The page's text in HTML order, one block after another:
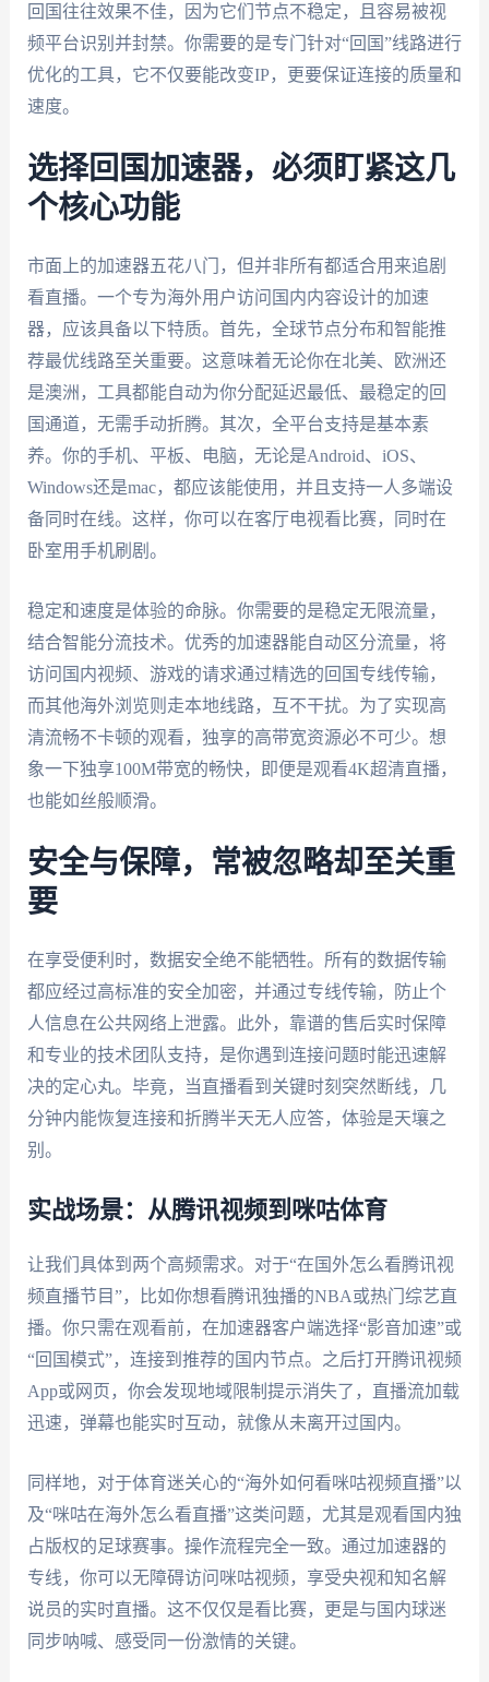
回国往往效果不佳，因为它们节点不稳定，且容易被视
频平台识别并封禁。你需要的是专门针对“回国”线路进行
优化的工具，它不仅要能改变IP，更要保证连接的质量和
速度。
选择回国加速器，必须盯紧这几
个核心功能
市面上的加速器五花八门，但并非所有都适合用来追剧
看直播。一个专为海外用户访问国内内容设计的加速
器，应该具备以下特质。首先，全球节点分布和智能推
荐最优线路至关重要。这意味着无论你在北美、欧洲还
是澳洲，工具都能自动为你分配延迟最低、最稳定的回
国通道，无需手动折腾。其次，全平台支持是基本素
养。你的手机、平板、电脑，无论是Android、iOS、
Windows还是mac，都应该能使用，并且支持一人多端设
备同时在线。这样，你可以在客厅电视看比赛，同时在
卧室用手机刷剧。
稳定和速度是体验的命脉。你需要的是稳定无限流量，
结合智能分流技术。优秀的加速器能自动区分流量，将
访问国内视频、游戏的请求通过精选的回国专线传输，
而其他海外浏览则走本地线路，互不干扰。为了实现高
清流畅不卡顿的观看，独享的高带宽资源必不可少。想
象一下独享100M带宽的畅快，即便是观看4K超清直播，
也能如丝般顺滑。
安全与保障，常被忽略却至关重
要
在享受便利时，数据安全绝不能牺牲。所有的数据传输
都应经过高标准的安全加密，并通过专线传输，防止个
人信息在公共网络上泄露。此外，靠谱的售后实时保障
和专业的技术团队支持，是你遇到连接问题时能迅速解
决的定心丸。毕竟，当直播看到关键时刻突然断线，几
分钟内能恢复连接和折腾半天无人应答，体验是天壤之
别。
实战场景：从腾讯视频到咪咕体育
让我们具体到两个高频需求。对于“在国外怎么看腾讯视
频直播节目”，比如你想看腾讯独播的NBA或热门综艺直
播。你只需在观看前，在加速器客户端选择“影音加速”或
“回国模式”，连接到推荐的国内节点。之后打开腾讯视频
App或网页，你会发现地域限制提示消失了，直播流加载
迅速，弹幕也能实时互动，就像从未离开过国内。
同样地，对于体育迷关心的“海外如何看咪咕视频直播”以
及“咪咕在海外怎么看直播”这类问题，尤其是观看国内独
占版权的足球赛事。操作流程完全一致。通过加速器的
专线，你可以无障碍访问咪咕视频，享受央视和知名解
说员的实时直播。这不仅仅是看比赛，更是与国内球迷
同步呐喊、感受同一份激情的关键。